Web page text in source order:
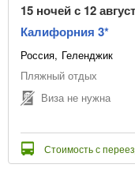
15 ночей с 12
Калифорния 3*
Россия Геленджик
Пляжный отдых
Виза не нужна
Стоимость с